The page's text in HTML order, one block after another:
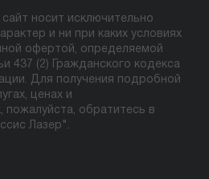
носит исключительно
и ни при каких условиях
офертой, определяемой
437 (2) Гражданского кодекса
Для получения подробной
ценах и
пожалуйста, обратитесь в
Лазер".